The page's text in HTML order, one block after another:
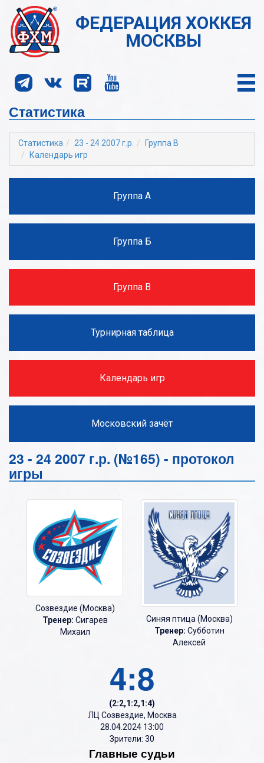
ФЕДЕРАЦИЯ ХОККЕЯ
МОСКВЫ
Статистика
Статистика 23 - 24 2007 г.р.
Группа В
Календарь игр
Группа А
Группа Б
Группа В
Турнирная таблица
Календарь игр
Московский зачёт
23 - 24 2007 г.р. (№165) - протокол
игры
Созвездие (Москва)
Тренер: Сигарев
Михаил
Синяя птица (Москва)
Тренер: Субботин
Алексей
4:8
(2:2,1:2,1:4)
ЛЦ Созвездие, Москва
28.04.2024 13:00
Зрители: 30
Главные судьи